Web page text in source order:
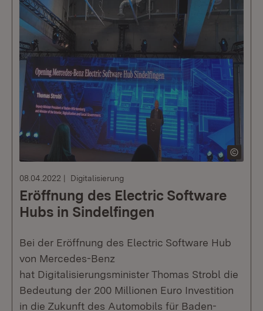
08.04.2022 Digitalisierung
Eröffnung des Electric Software
Hubs in Sindelfingen
Bei der Eröffnung des Electric Software Hub
von Mercedes-Benz
hat Digitalisierungsminister Thomas Strobl die
Bedeutung der 200 Millionen Euro Investition
in die Zukunft des Automobils für Baden-